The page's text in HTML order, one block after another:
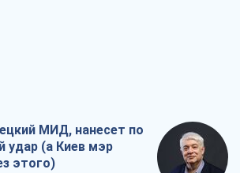
МИД, нанесет по
удар (а Киев мэр
этого)